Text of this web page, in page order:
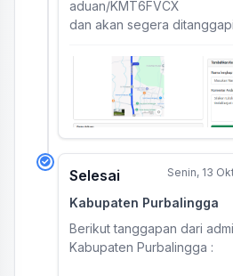
aduan/KMT6FVCX
dan akan segera
Selesai Senin, 13
Kabupaten Purbalingga
Berikut tanggapan dari
Kabupaten Purbalingga :